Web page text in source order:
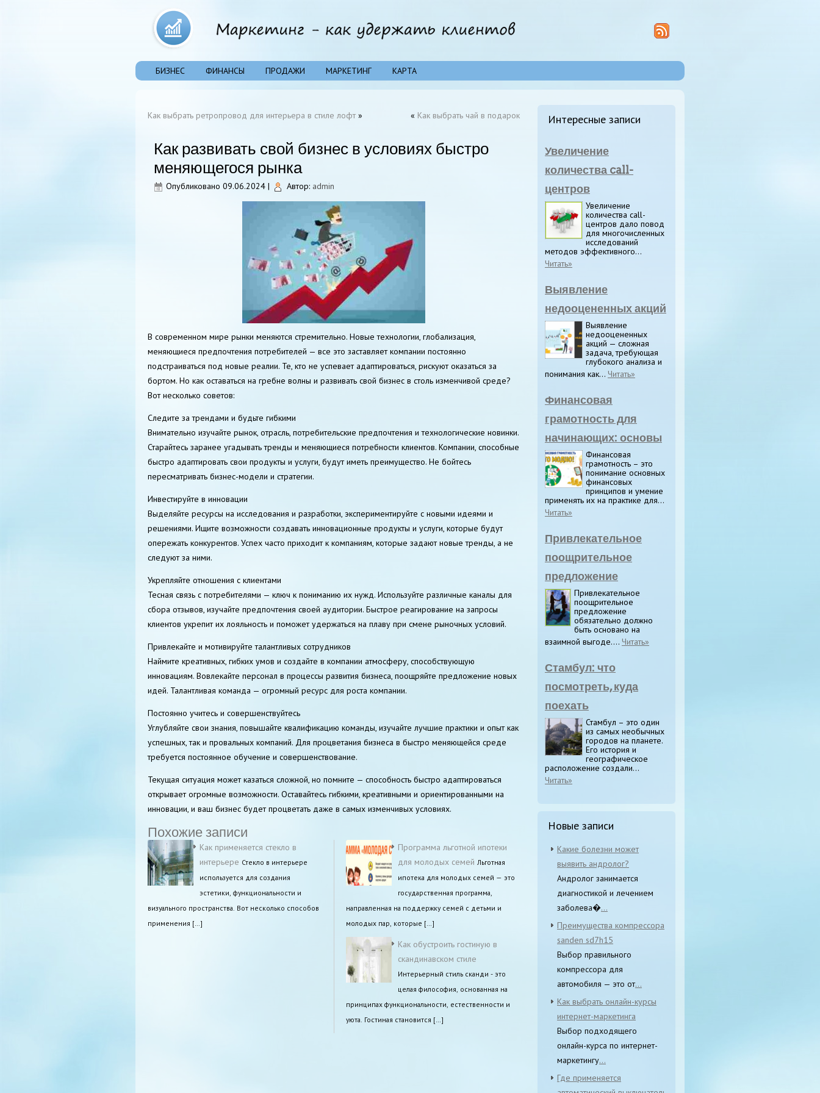
БИЗНЕС ФИНАНСЫ ПРОДАЖИ МАРКЕТИНГ КАРТА
Как выбрать ретропровод для интерьера в стиле лофт » « Как выбрать чай в подарок
Как развивать свой бизнес в условиях быстро
меняющегося рынка
Опубликовано 09.06.2024 | Автор: admin
В современном мире рынки меняются стремительно. Новые технологии, глобализация,
меняющиеся предпочтения потребителей — все это заставляет компании постоянно
подстраиваться под новые реалии. Те, кто не успевает адаптироваться, рискуют оказаться за
бортом. Но как оставаться на гребне волны и развивать свой бизнес в столь изменчивой среде?
Вот несколько советов:
Следите за трендами и будьте гибкими
Внимательно изучайте рынок, отрасль, потребительские предпочтения и технологические новинки.
Старайтесь заранее угадывать тренды и меняющиеся потребности клиентов. Компании, способные
быстро адаптировать свои продукты и услуги, будут иметь преимущество. Не бойтесь
пересматривать бизнес-модели и стратегии.
Инвестируйте в инновации
Выделяйте ресурсы на исследования и разработки, экспериментируйте с новыми идеями и
решениями. Ищите возможности создавать инновационные продукты и услуги, которые будут
опережать конкурентов. Успех часто приходит к компаниям, которые задают новые тренды, а не
следуют за ними.
Укрепляйте отношения с клиентами
Тесная связь с потребителями — ключ к пониманию их нужд. Используйте различные каналы для
сбора отзывов, изучайте предпочтения своей аудитории. Быстрое реагирование на запросы
клиентов укрепит их лояльность и поможет удержаться на плаву при смене рыночных условий.
Привлекайте и мотивируйте талантливых сотрудников
Наймите креативных, гибких умов и создайте в компании атмосферу, способствующую
инновациям. Вовлекайте персонал в процессы развития бизнеса, поощряйте предложение новых
идей. Талантливая команда — огромный ресурс для роста компании.
Постоянно учитесь и совершенствуйтесь
Углубляйте свои знания, повышайте квалификацию команды, изучайте лучшие практики и опыт как
успешных, так и провальных компаний. Для процветания бизнеса в быстро меняющейся среде
требуется постоянное обучение и совершенствование.
Текущая ситуация может казаться сложной, но помните — способность быстро адаптироваться
открывает огромные возможности. Оставайтесь гибкими, креативными и ориентированными на
инновации, и ваш бизнес будет процветать даже в самых изменчивых условиях.
Похожие записи
Как применяется стекло в
интерьере Стекло в интерьере
используется для создания
эстетики, функциональности и
визуального пространства. Вот несколько способов
применения […]
Программа льготной ипотеки
для молодых семей Льготная
ипотека для молодых семей — это
государственная программа,
направленная на поддержку семей с детьми и
молодых пар, которые […]
Как обустроить гостиную в
скандинавском стиле
Интерьерный стиль сканди - это
целая философия, основанная на
принципах функциональности, естественности и
уюта. Гостиная становится […]
Интересные записи
Увеличение
количества call-
центров
Увеличение
количества call-
центров дало повод
для многочисленных
исследований
методов эффективного...
Читать»
Выявление
недооцененных акций
Выявление
недооцененных
акций — сложная
задача, требующая
глубокого анализа и
понимания как... Читать»
Финансовая
грамотность для
начинающих: основы
Финансовая
грамотность – это
понимание основных
финансовых
принципов и умение
применять их на практике для...
Читать»
Привлекательное
поощрительное
предложение
Привлекательное
поощрительное
предложение
обязательно должно
быть основано на
взаимной выгоде.... Читать»
Стамбул: что
посмотреть, куда
поехать
Стамбул – это один
из самых необычных
городов на планете.
Его история и
географическое
расположение создали...
Читать»
Новые записи
Какие болезни может
выявить андролог?
Андролог занимается
диагностикой и лечением
заболева�...
Преимущества компрессора
sanden sd7h15
Выбор правильного
компрессора для
автомобиля — это от...
Как выбрать онлайн-курсы
интернет-маркетинга
Выбор подходящего
онлайн-курса по интернет-
маркетингу...
Где применяется